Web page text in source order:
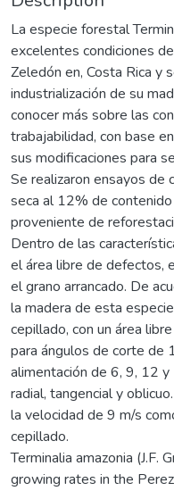
La especie forestal
excelentes condiciones
Zeledón en, Costa Rica y
industrialización de su
conocer más sobre las
trabajabilidad, con base
sus modificaciones para
Se realizaron ensayos de
seca al 12% de
proveniente de
Dentro de las
el área libre de defectos,
el grano arrancado. De
la madera de esta
cepillado, con un área
para ángulos de corte de
alimentación de 6, 9, 12
radial, tangencial y
la velocidad de 9 m/s
cepillado.
Terminalia amazonia (J.F.
growing rates in the